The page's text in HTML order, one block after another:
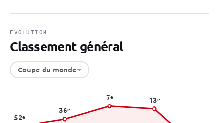
EVOLUTION
Classement général
Coupe du monde
52e
36e
7e 13e